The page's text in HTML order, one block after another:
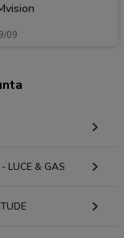
09
LUCE & GAS